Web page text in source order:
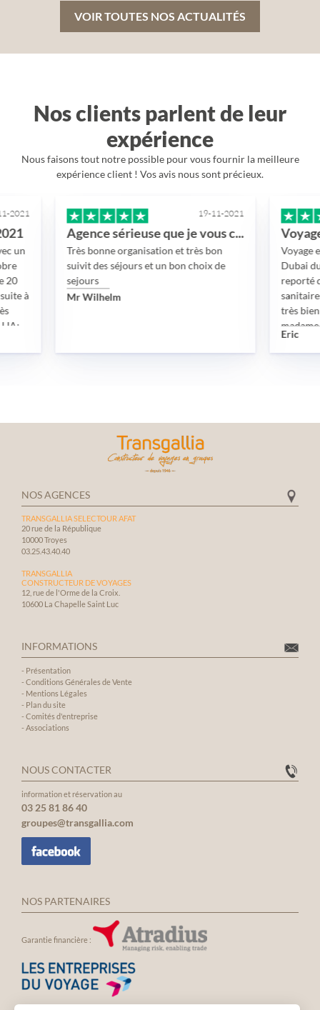
VOIR TOUTES NOS ACTUALITÉS
Nos clients parlent de leur
expérience
Nous faisons tout notre possible pour vous fournir la meilleure
expérience client ! Vos avis nous sont précieux.
19-11-2021
Agence sérieuse que je vous conseille
bonne organisation et très bon
des séjours et un bon choix de
Wilhelm
Voyage en groupe de 16
Dubai durant 7 jours Ce
reporté d’une année
sanitaires mondialement
très bien passé grâce et
madame LEAUX Elise
disponibilité sans faille,
impliquée, tant sur les
vivement l’agence
particulièrement
qui a permis de rendre
NOS AGENCES
TRANSGALLIA SELECTOUR AFAT
20 rue de la République
10000 Troyes
03.25.43.40.40
TRANSGALLIA
CONSTRUCTEUR DE VOYAGES
12, rue de l'Orme de la Croix.
10600 La Chapelle Saint Luc
INFORMATIONS
- Présentation
- Conditions Générales de Vente
- Mentions Légales
- Plan du site
- Comités d'entreprise
- Associations
NOUS CONTACTER
information et réservation au
03 25 81 86 40
groupes@transgallia.com
NOS PARTENAIRES
Garantie financière :